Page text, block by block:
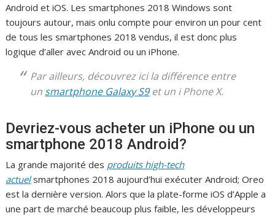
Android et iOS. Les smartphones 2018 Windows sont
toujours autour, mais onlu compte pour environ un pour cent
de tous les smartphones 2018 vendus, il est donc plus
logique d’aller avec Android ou un iPhone.
Par ailleurs, découvrez ici la différence entre
un smartphone Galaxy S9et un i Phone X.
Devriez-vous acheter un iPhone ou un
smartphone 2018 Android?
La grande majorité des produits high-tech
actuelsmartphones 2018 aujourd’hui exécuter Android; Oreo
est la dernière version. Alors que la plate-forme iOS d’Apple a
une part de marché beaucoup plus faible, les développeurs